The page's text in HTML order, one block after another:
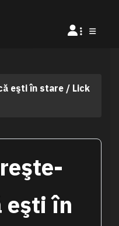
eşti în stare / Lick
eşti în